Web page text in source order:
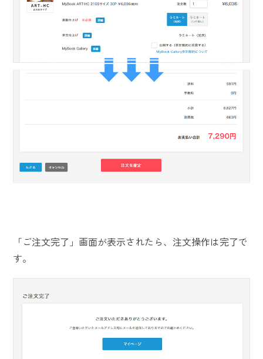
「ご注文完了」画面が表示されたら、注文操作は完了で
す。